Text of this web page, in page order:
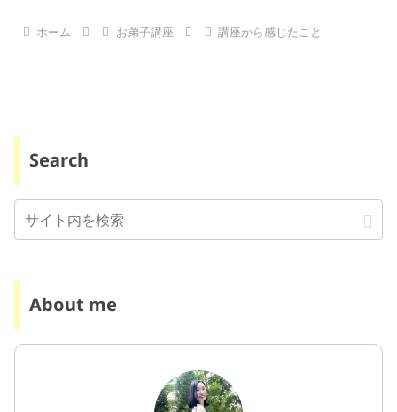
ホーム お弟子講座 講座から感じたこと
Search
About me